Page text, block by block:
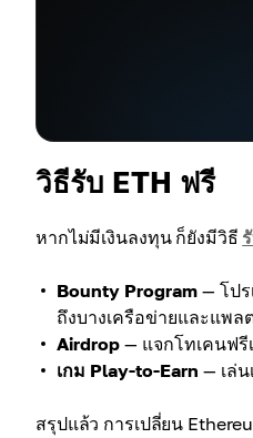
วิธีรับ ETH ฟรี
หากไม่มีเงินลงทุน ก็ยังมีวิธี
Bounty Program — โป
ถึงบางเครือข่ายและแพล
Airdrop — แจกโทเคนฟรี
เกม Play-to-Earn — เล่
สรุปแล้ว การเปลี่ยน